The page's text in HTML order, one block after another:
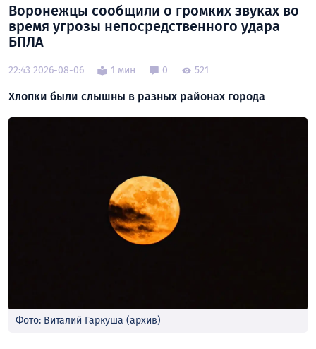
Воронежцы сообщили о громких звуках во
время угрозы непосредственного удара
БПЛА
22:43 2026-08-06 1 мин 0 521
Хлопки были слышны в разных районах города
Фото: Виталий Гаркуша (архив)